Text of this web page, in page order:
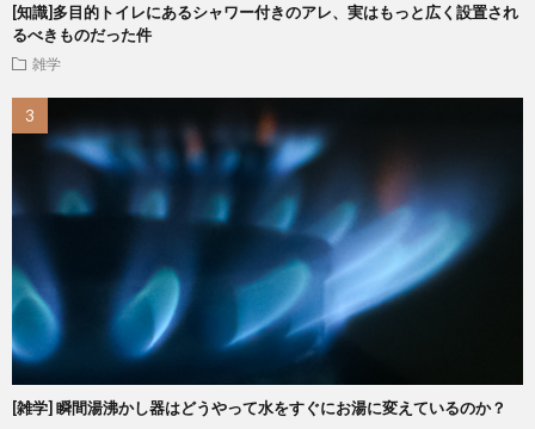
[知識]多目的トイレにあるシャワー付きのアレ、実はもっと広く設置され
るべきものだった件
雑学
[雑学] 瞬間湯沸かし器はどうやって水をすぐにお湯に変えているのか？